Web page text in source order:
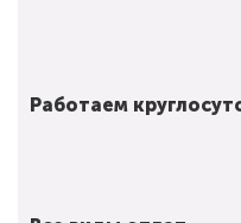
Работаем